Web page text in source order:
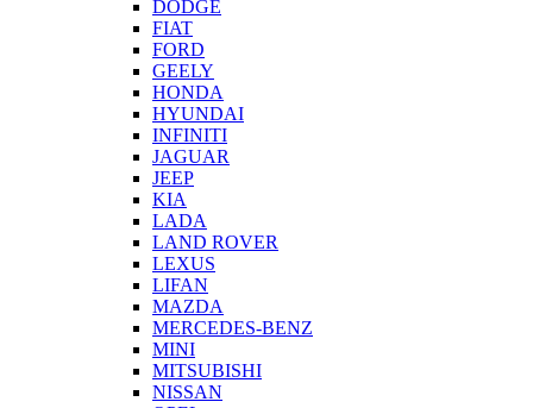
DODGE
FIAT
FORD
GEELY
HONDA
HYUNDAI
INFINITI
JAGUAR
JEEP
KIA
LADA
LAND ROVER
LEXUS
LIFAN
MAZDA
MERCEDES-BENZ
MINI
MITSUBISHI
NISSAN